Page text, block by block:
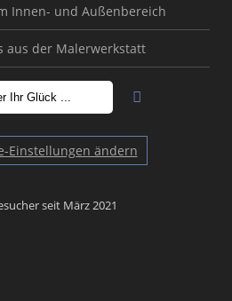
Innen- und Außenbereich
aus der Malerwerkstatt
Einstellungen ändern
seit März 2021